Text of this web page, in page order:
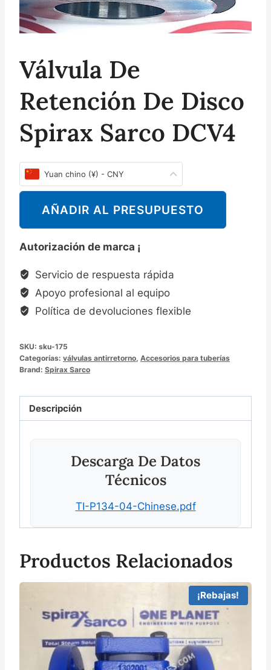
Válvula De
Retención De Disco
Spirax Sarco DCV4
Yuan chino (¥) - CNY
AÑADIR AL PRESUPUESTO
Autorización de marca ¡
Servicio de respuesta rápida
Apoyo profesional al equipo
Política de devoluciones flexible
SKU: sku-175
Categorías: válvulas antirretorno, Accesorios para tuberías
Brand: Spirax Sarco
Descripción
Descarga De Datos
Técnicos
TI-P134-04-Chinese.pdf
Productos Relacionados
¡Rebajas!